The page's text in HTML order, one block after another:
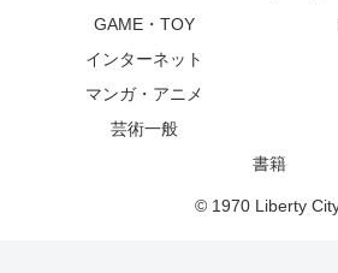
GAME・TOY
インターネット
マンガ・アニメ
芸術一般
書籍
© 1970 Liberty